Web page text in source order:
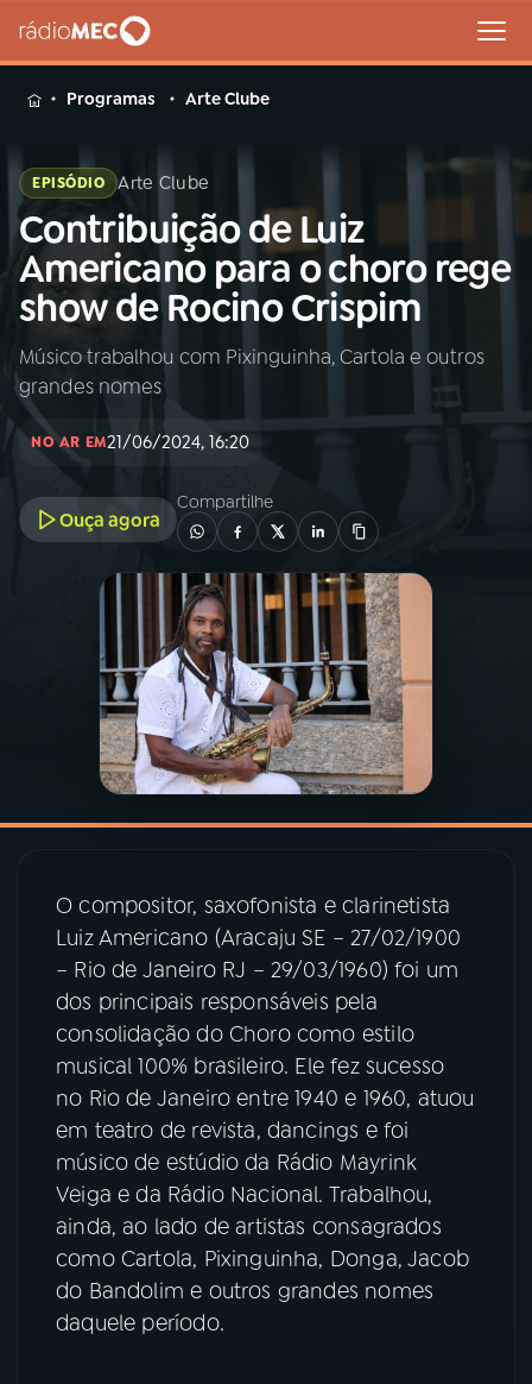
MENU
Buscar
na
Rádio
MEC
Buscar
Início AO VIVO
INÍCIO
A RÁDIO
PROGRAMAÇÃO
PROGRAMAS
PODCASTS
06VIDEOCASTS
07ÚLTIMAS
08PRÊMIO RÁDIO MEC
ACOMPANHE A RÁDIO MEC
Facebook
Instagram X
TikTok
Programas Arte Clube
EPISÓDIO Arte Clube
Contribuição de Luiz
Americano para o choro rege
show de Rocino Crispim
Músico trabalhou com Pixinguinha, Cartola e outros
grandes nomes
NO AR EM21/06/2024, 16:20
Ouça agora
Compartilhe
O compositor, saxofonista e clarinetista
Luiz Americano (Aracaju SE – 27/02/1900
– Rio de Janeiro RJ – 29/03/1960) foi um
dos principais responsáveis pela
consolidação do Choro como estilo
musical 100% brasileiro. Ele fez sucesso
no Rio de Janeiro entre 1940 e 1960, atuou
em teatro de revista, dancings e foi
músico de estúdio da Rádio Mayrink
Veiga e da Rádio Nacional. Trabalhou,
ainda, ao lado de artistas consagrados
como Cartola, Pixinguinha, Donga, Jacob
do Bandolim e outros grandes nomes
daquele período.